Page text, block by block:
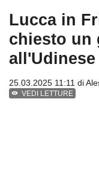
Lucca in
chiesto un
all'Udinese
25.03.2025 11:11 di
VEDI LETTURE